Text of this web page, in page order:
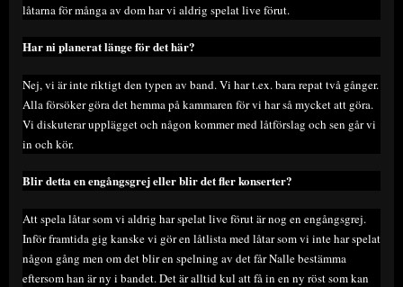
låtarna för många av dom har vi aldrig spelat live förut.
Har ni planerat länge för det här?
Nej, vi är inte riktigt den typen av band. Vi har t.ex. bara repat två gånger.
Alla försöker göra det hemma på kammaren för vi har så mycket att göra.
Vi diskuterar upplägget och någon kommer med låtförslag och sen går vi
in och kör.
Blir detta en engångsgrej eller blir det fler konserter?
Att spela låtar som vi aldrig har spelat live förut är nog en engångsgrej.
Inför framtida gig kanske vi gör en låtlista med låtar som vi inte har spelat
någon gång men om det blir en spelning av det får Nalle bestämma
eftersom han är ny i bandet. Det är alltid kul att få in en ny röst som kan